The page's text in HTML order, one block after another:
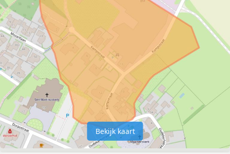
Bekijk kaart